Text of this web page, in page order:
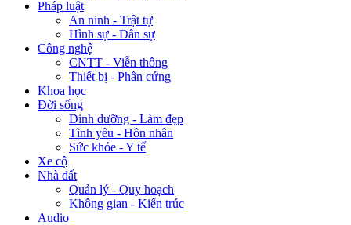
Pháp luật
An ninh - Trật tự
Hình sự - Dân sự
Công nghệ
CNTT - Viễn thông
Thiết bị - Phần cứng
Khoa học
Đời sống
Dinh dưỡng - Làm đẹp
Tình yêu - Hôn nhân
Sức khỏe - Y tế
Xe cộ
Nhà đất
Quản lý - Quy hoạch
Không gian - Kiến trúc
Audio